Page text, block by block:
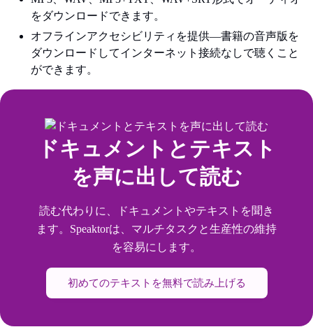
をダウンロードできます。
オフラインアクセシビリティを提供—書籍の音声版を
ダウンロードしてインターネット接続なしで聴くこと
ができます。
ドキュメントとテキスト
を声に出して読む
読む代わりに、ドキュメントやテキストを聞き
ます。Speaktorは、マルチタスクと生産性の維持
を容易にします。
初めてのテキストを無料で読み上げる